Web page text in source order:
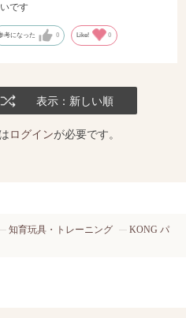
です
考になった 0 Like! 0
表示：新しい順
ログインが必要です。
知育玩具・トレーニング
KONG パ